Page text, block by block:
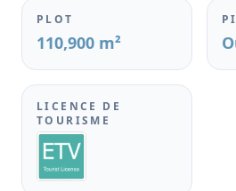
PLOT
110,900 m²
LICENCE DE
TOURISME